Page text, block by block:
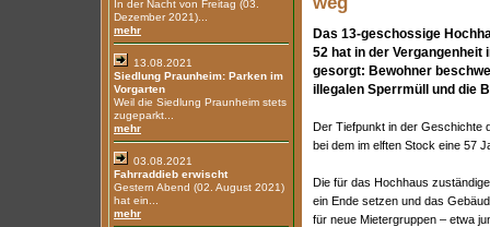
In der Nacht von Freitag (03.
Dezember 2021)...
mehr
13.08.2021
Siedlung Praunheim: Parken im
Vorgarten
Weil die Siedlung Praunheim stets
zugeparkt...
mehr
03.08.2021
Fahrraddieb erwischt
Gestern Abend (02. August 2021)
hat ein...
mehr
Das 13-geschossige
52 hat in der
gesorgt: Bewohner
illegalen Sperrmüll und die
Der Tiefpunkt in der Geschichte
bei dem im elften Stock eine 57
Die für das Hochhaus
ein Ende setzen und das
für neue Mietergruppen – etwa